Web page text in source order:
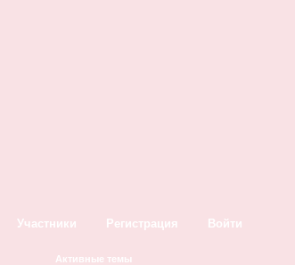
Участники Регистрация Войти
Активные темы